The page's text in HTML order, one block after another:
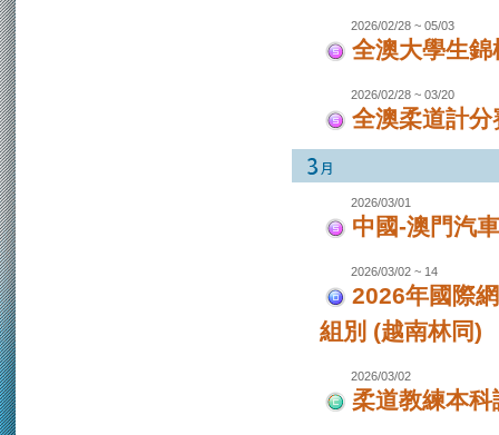
2026/02/28 ~ 05/03
全澳大學生
2026/02/28 ~ 03/20
全澳柔道計分
2026/03/01
中國-澳門汽
2026/03/02 ~ 14
2026年國際
組別 (越南林同)
2026/03/02
柔道教練本科